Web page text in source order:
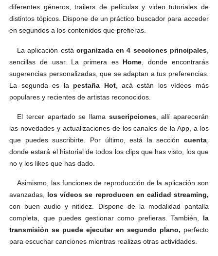
diferentes géneros, trailers de películas y video tutoriales de
distintos tópicos. Dispone de un práctico buscador para acceder
en segundos a los contenidos que prefieras.
La aplicación está organizada en 4 secciones principales,
sencillas de usar. La primera es Home , donde encontrarás
sugerencias personalizadas, que se adaptan a tus preferencias.
La segunda es la pestaña Hot, acá están los vídeos más
populares y recientes de artistas reconocidos.
El tercer apartado se llama suscripciones, allí aparecerán
las novedades y actualizaciones de los canales de la App, a los
que puedes suscribirte. Por último, está la sección cuenta,
donde estará el historial de todos los clips que has visto, los que
no y los likes que has dado.
Asimismo, las funciones de reproducción de la aplicación son
avanzadas, los vídeos se reproducen en calidad streaming,
con buen audio y nitidez. Dispone de la modalidad pantalla
completa, que puedes gestionar como prefieras. También, la
transmisión se puede ejecutar en segundo plano, perfecto
para escuchar canciones mientras realizas otras actividades.